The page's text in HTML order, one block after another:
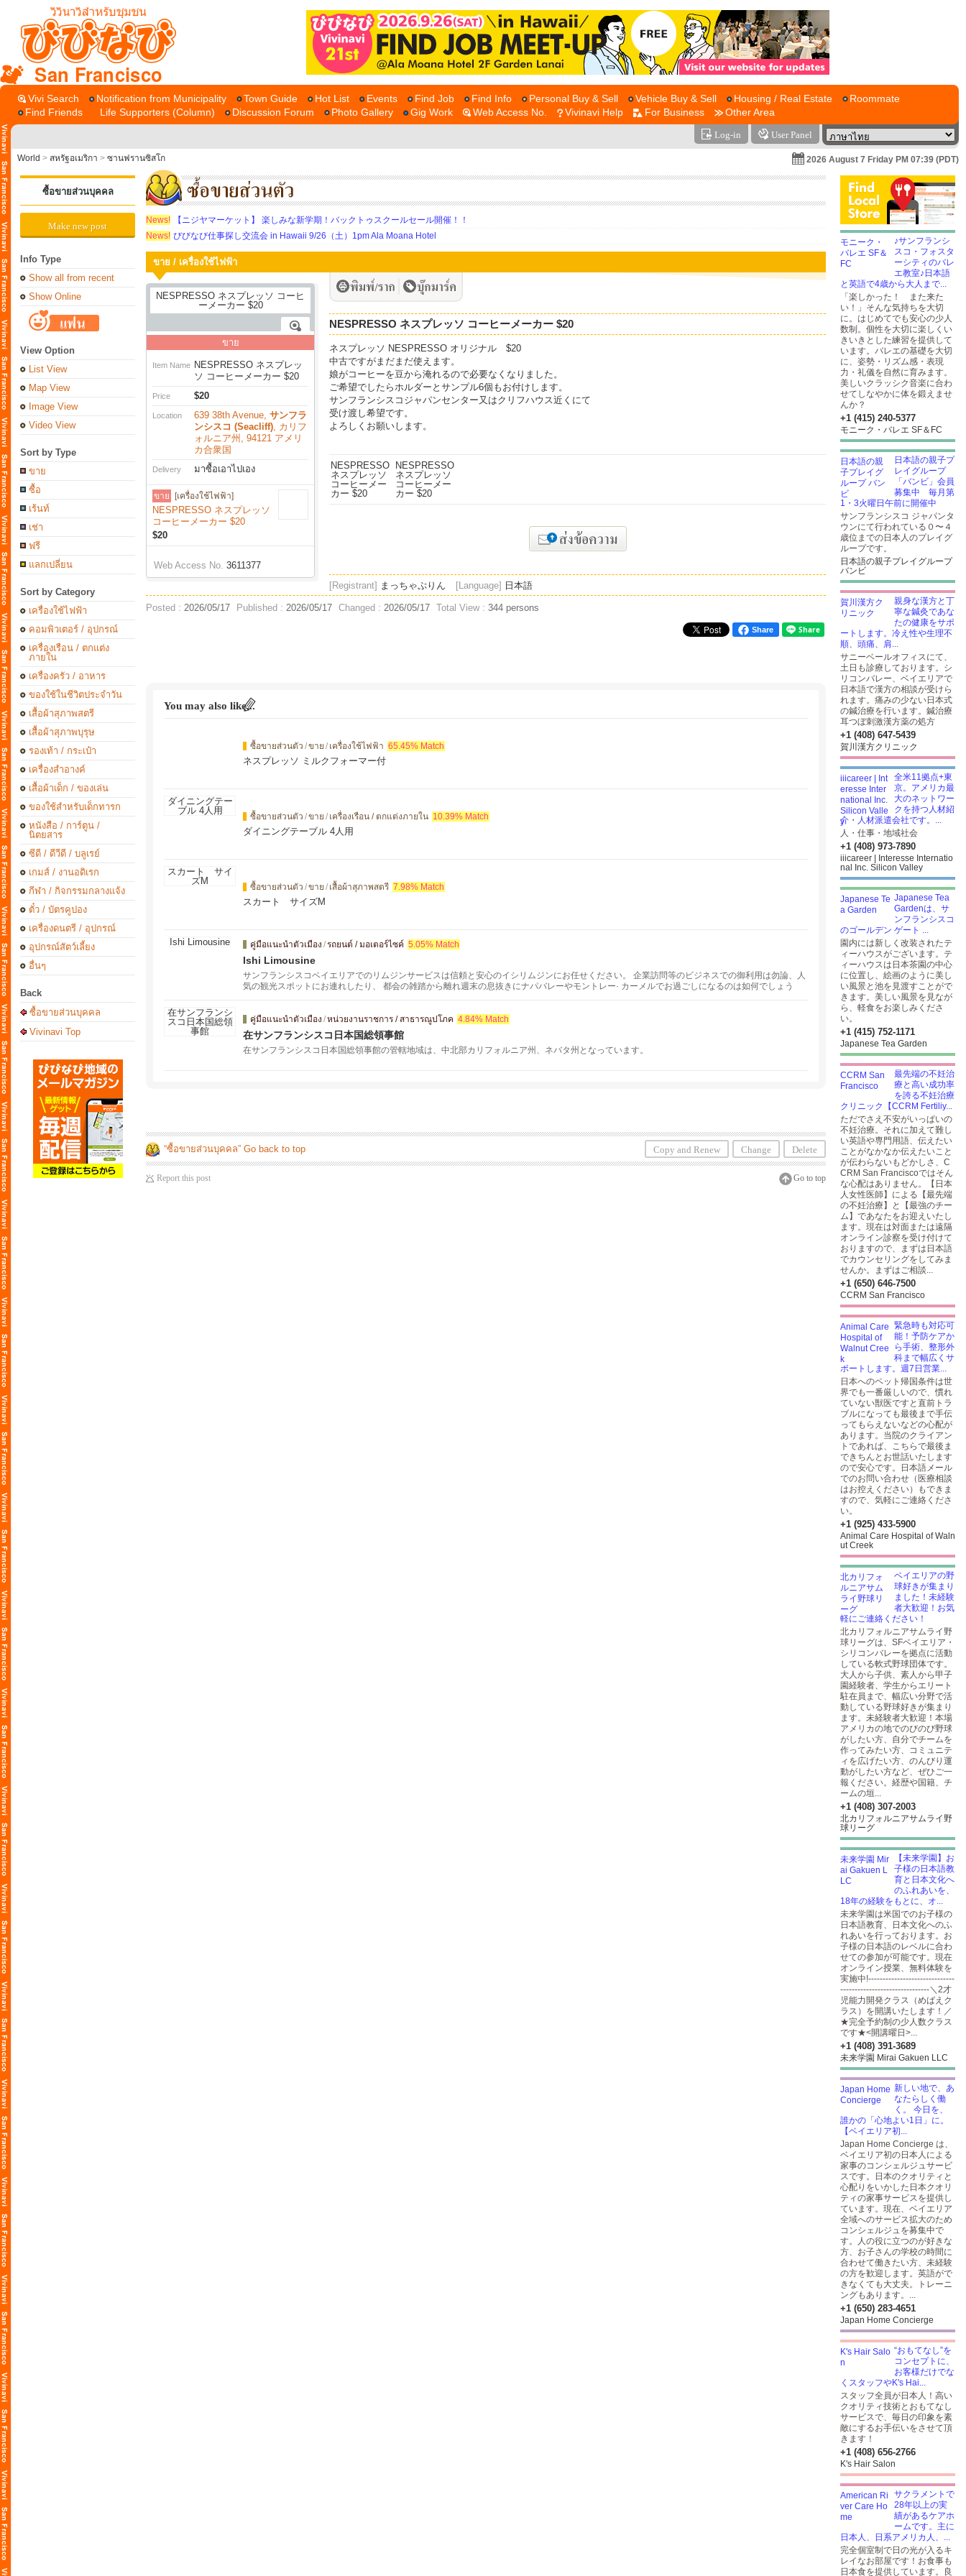
San Francisco
Vivi Search Notification from Municipality Town Guide Hot List Events Find Job Find Info Personal Buy & Sell Vehicle Buy & Sell Housing / Real Estate
Roommate
Find Friends
Life Supporters (Column) Discussion Forum Photo Gallery Gig Work Web Access No. Vivinavi Help For Business Other Area
Log-in User Panel
World > สหรัฐอเมริกา > ซานฟรานซิสโก 2026 August 7 Friday PM 07:39 (PDT)
ซื้อขายส่วนบุคคล
Make new post
Info Type
Show all from recent
Show Online
View Option
List View
Map View
Image View
Video View
Sort by Type
ขาย
ซื้อ
เร้นท์
เช่า
ฟรี
แลกเปลี่ยน
Sort by Category
เครื่องใช้ไฟฟ้า
คอมพิวเตอร์ / อุปกรณ์
เครื่องเรือน / ตกแต่ง
ภายใน
เครื่องครัว / อาหาร
ของใช้ในชีวิตประจำวัน
เสื้อผ้าสุภาพสตรี
เสื้อผ้าสุภาพบุรุษ
รองเท้า / กระเป๋า
เครื่องสำอางค์
เสื้อผ้าเด็ก / ของเล่น
ของใช้สำหรับเด็กทารก
หนังสือ / การ์ตูน /
นิตยสาร
ซีดี / ดีวีดี / บลูเรย์
เกมส์ / งานอดิเรก
กีฬา / กิจกรรมกลางแจ้ง
ตั๋ว / บัตรคูปอง
เครื่องดนตรี / อุปกรณ์
อุปกรณ์สัตว์เลี้ยง
อื่นๆ
Back
ซื้อขายส่วนบุคคล
Vivinavi Top
News!
【ニジヤマーケット】 楽しみな新学期！バックトゥスクールセール開催！！
News! びびなび仕事探し交流会 in Hawaii 9/26（土）1pm Ala Moana Hotel
ขาย / เครื่องใช้ไฟฟ้า
ขาย
Item Name NESPRESSO ネスプレッ
ソ コーヒーメーカー $20
Price $20
Location 639 38th Avenue, サンフラ
ンシスコ (Seacliff), カリフ
ォルニア州, 94121 アメリ
カ合衆国
Delivery มาซื้อเอาไปเอง
ขาย [เครื่องใช้ไฟฟ้า]
NESPRESSO ネスプレッソ
コーヒーメーカー $20
$20
Web Access No. 3611377
NESPRESSO ネスプレッソ コーヒーメーカー $20
ネスプレッソ NESPRESSO オリジナル $20
中古ですがまだまだ使えます。
娘がコーヒーを豆から淹れるので必要なくなりました。
ご希望でしたらホルダーとサンプル6個もお付けします。
サンフランシスコジャパンセンター又はクリフハウス近くにて
受け渡し希望です。
よろしくお願いします。
[Registrant] まっちゃぷりん [Language] 日本語
Posted : 2026/05/17 Published : 2026/05/17 Changed : 2026/05/17 Total View : 344 persons
Share
You may also like...
ซื้อขายส่วนตัว /ขาย / เครื่องใช้ไฟฟ้า 65.45% Match
ネスプレッソ ミルクフォーマー付
ซื้อขายส่วนตัว /ขาย / เครื่องเรือน / ตกแต่งภายใน 10.39% Match
ダイニングテーブル 4人用
ซื้อขายส่วนตัว /ขาย / เสื้อผ้าสุภาพสตรี 7.98% Match
スカート サイズM
คู่มือแนะนำตัวเมือง /รถยนต์ / มอเตอร์ไซค์ 5.05% Match
Ishi Limousine
サンフランシスコベイエリアでのリムジンサービスは信頼と安心のイシリムジンにお任せください。 企業訪問等のビジネスでの御利用は勿論、人
気の観光スポットにお連れしたり、 都会の雑踏から離れ週末の息抜きにナパバレーやモントレー· カーメルでお過ごしになるのは如何でしょう
คู่มือแนะนำตัวเมือง /หน่วยงานราชการ / สาธารณูปโภค 4.84% Match
在サンフランシスコ日本国総領事館
在サンフランシスコ日本国総領事館の管轄地域は、中北部カリフォルニア州、ネバタ州となっています。
“ซื้อขายส่วนบุคคล” Go back to top Copy and Renew Change Delete
Report this post Go to top
♪サンフランシ
スコ・フォスタ
ーシティのバレ
エ教室♪日本語
と英語で4歳から大人まで...
「楽しかった！ また来た
い！」そんな気持ちを大切
に。はじめてでも安心の少人
数制。個性を大切に楽しくい
きいきとした練習を提供して
います。バレエの基礎を大切
に、姿勢・リズム感・表現
力・礼儀を自然に育みます。
美しいクラッシク音楽に合わ
せてしなやかに体を鍛えませ
んか？
+1 (415) 240-5377
モニーク・バレエ SF＆FC
日本語の親子プ
レイグループ
「バンビ」会員
募集中 毎月第
1・3火曜日午前に開催中
サンフランシスコ ジャパンタ
ウンにて行われている０〜４
歳位までの日本人のプレイグ
ループです。
日本語の親子プレイグループ
バンビ
親身な漢方と丁
寧な鍼灸であな
たの健康をサポ
ートします。冷え性や生理不
順、頭痛、肩...
サニーベールオフィスにて、
土日も診療しております。シ
リコンバレー、ベイエリアで
日本語で漢方の相談が受けら
れます。痛みの少ない日本式
の鍼治療を行います。鍼治療
耳つぼ刺激漢方薬の処方
+1 (408) 647-5439
賀川漢方クリニック
全米11拠点+東
京。アメリカ最
大のネットワー
クを持つ人材紹
介・人材派遣会社です。...
人・仕事・地域社会
+1 (408) 973-7890
iiicareer | Interesse Internatio
nal Inc. Silicon Valley
Japanese Tea
Gardenは、サ
ンフランシスコ
のゴールデン ゲート ...
園内には新しく改装されたテ
ィーハウスがございます。テ
ィーハウスは日本茶園の中心
に位置し、絵画のように美し
い風景と池を見渡すことがで
きます。美しい風景を見なが
ら、軽食をお楽しみくださ
い。
+1 (415) 752-1171
Japanese Tea Garden
最先端の不妊治
療と高い成功率
を誇る不妊治療
クリニック【CCRM Fertiliy...
ただでさえ不安がいっぱいの
不妊治療。それに加えて難し
い英語や専門用語、伝えたい
ことがなかなか伝えたいこと
が伝わらないもどかしさ、C
CRM San Franciscoではそん
な心配はありません。【日本
人女性医師】による【最先端
の不妊治療】と【最強のチー
ム】であなたをお迎えいたし
ます。現在は対面または遠隔
オンライン診察を受け付けて
おりますので、まずは日本語
でカウンセリングをしてみま
せんか。まずはご相談...
+1 (650) 646-7500
CCRM San Francisco
緊急時も対応可
能！予防ケアか
ら手術、整形外
科まで幅広くサ
ポートします。週7日営業...
日本へのペット帰国条件は世
界でも一番厳しいので、慣れ
ていない獣医ですと直前トラ
ブルになっても最後まで手伝
ってもらえないなどの心配が
あります。当院のクライアン
トであれば、こちらで最後ま
できちんとお世話いたします
ので安心です。日本語メール
でのお問い合わせ（医療相談
はお控えください）もできま
すので、気軽にご連絡くださ
い。
+1 (925) 433-5900
Animal Care Hospital of Waln
ut Creek
ベイエリアの野
球好きが集まり
ました！未経験
者大歓迎！お気
軽にご連絡ください！
北カリフォルニアサムライ野
球リーグは、SFベイエリア・
シリコンバレーを拠点に活動
している軟式野球団体です。
大人から子供、素人から甲子
園経験者、学生からエリート
駐在員まで、幅広い分野で活
動している野球好きが集まり
ます。未経験者大歓迎！本場
アメリカの地でのびのび野球
がしたい方、自分でチームを
作ってみたい方、コミュニテ
ィを広げたい方、のんびり運
動がしたい方など、ぜひご一
報ください。経歴や国籍、チ
ームの垣...
+1 (408) 307-2003
北カリフォルニアサムライ野
球リーグ
【未来学園】お
子様の日本語教
育と日本文化へ
のふれあいを、
18年の経験をもとに、オ...
未来学園は米国でのお子様の
日本語教育、日本文化へのふ
れあいを行っております。お
子様の日本語のレベルに合わ
せての参加が可能です。現在
オンライン授業、無料体験を
実施中!------------------------------
-------------------------------＼2才
児能力開発クラス（めばえク
ラス）を開講いたします！／
★完全予約制の少人数クラス
です★<開講曜日>...
+1 (408) 391-3689
未来学園 Mirai Gakuen LLC
新しい地で、あ
なたらしく働
く。 今日を、
誰かの「心地よい1日」に。
【ベイエリア初...
Japan Home Concierge は、
ベイエリア初の日本人による
家事のコンシェルジュサービ
スです。日本のクオリティと
心配りをいかした日本クオリ
ティの家事サービスを提供し
ています。現在、ベイエリア
全域へのサービス拡大のため
コンシェルジュを募集中で
す。人の役に立つのが好きな
方、お子さんの学校の時間に
合わせて働きたい方、未経験
の方を歓迎します。英語がで
きなくても大丈夫。トレーニ
ングもあります。...
+1 (650) 283-4651
Japan Home Concierge
“おもてなし”を
コンセプトに、
お客様だけでな
くスタッフやK's Hai...
スタッフ全員が日本人！高い
クオリティ技術とおもてなし
サービスで、毎日の印象を素
敵にするお手伝いをさせて頂
きます！
+1 (408) 656-2766
K's Hair Salon
サクラメントで
28年以上の実
績があるケアホ
ームです。主に
日本人、日系アメリカ人、...
完全個室制で日の光が入るキ
レイなお部屋です！お食事も
日本食を提供しています。良